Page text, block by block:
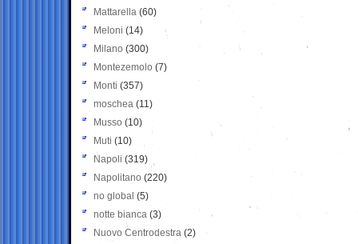
Mattarella (60)
Meloni (14)
Milano (300)
Montezemolo (7)
Monti (357)
moschea (11)
Musso (10)
Muti (10)
Napoli (319)
Napolitano (220)
no global (5)
notte bianca (3)
Nuovo Centrodestra (2)